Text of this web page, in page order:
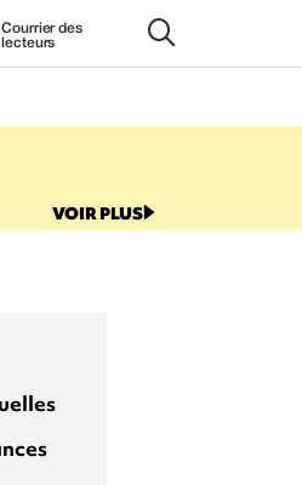
Courrier des
lecteurs
VOIR PLUS